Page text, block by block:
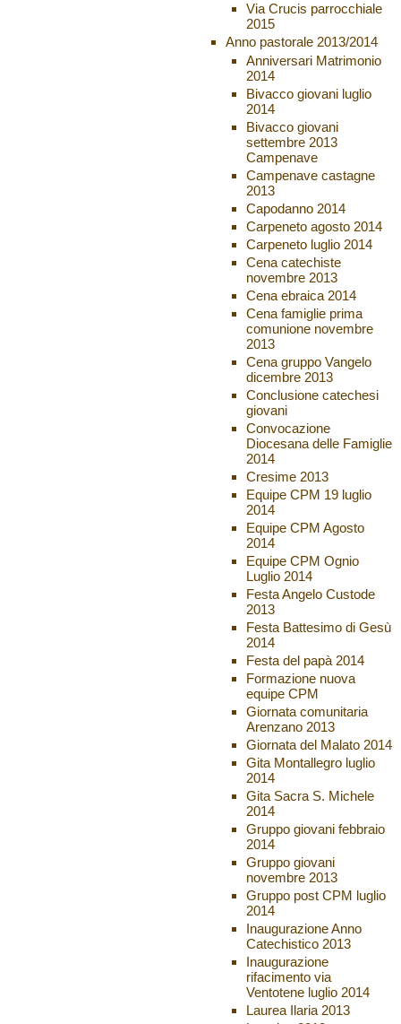
Via Crucis parrocchiale
2015
Anno pastorale 2013/2014
Anniversari Matrimonio
2014
Bivacco giovani luglio
2014
Bivacco giovani
settembre 2013
Campenave
Campenave castagne
2013
Capodanno 2014
Carpeneto agosto 2014
Carpeneto luglio 2014
Cena catechiste
novembre 2013
Cena ebraica 2014
Cena famiglie prima
comunione novembre
2013
Cena gruppo Vangelo
dicembre 2013
Conclusione catechesi
giovani
Convocazione
Diocesana delle Famiglie
2014
Cresime 2013
Equipe CPM 19 luglio
2014
Equipe CPM Agosto
2014
Equipe CPM Ognio
Luglio 2014
Festa Angelo Custode
2013
Festa Battesimo di Gesù
2014
Festa del papà 2014
Formazione nuova
equipe CPM
Giornata comunitaria
Arenzano 2013
Giornata del Malato 2014
Gita Montallegro luglio
2014
Gita Sacra S. Michele
2014
Gruppo giovani febbraio
2014
Gruppo giovani
novembre 2013
Gruppo post CPM luglio
2014
Inaugurazione Anno
Catechistico 2013
Inaugurazione
rifacimento via
Ventotene luglio 2014
Laurea Ilaria 2013